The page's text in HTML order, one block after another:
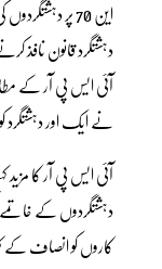
دہشتگرد قانون نافذ
آئی ایس پی آر کے
نے ایک اور دہشتگرد
آئی ایس پی آر کا
دہشتگردوں کے
کاروں کو انصاف کے